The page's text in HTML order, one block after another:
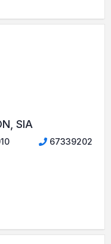
SIA
67339202